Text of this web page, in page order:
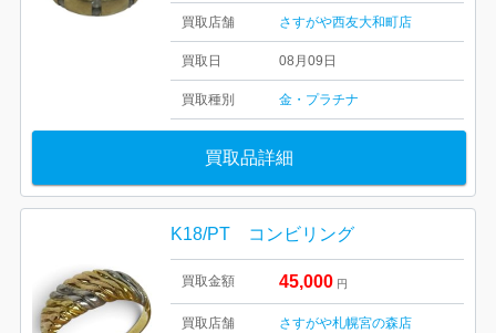
買取店舗 さすがや西友大和町店
買取日 08月09日
買取種別 金・プラチナ
買取品詳細
K18/PT コンビリング
買取金額 45,000 円
買取店舗 さすがや札幌宮の森店